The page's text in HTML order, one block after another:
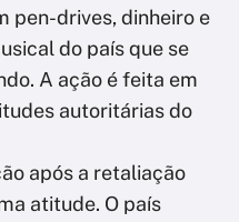
pen-drives, dinheiro e
do país que se
A ação é feita em
autoritárias do
após a retaliação
atitude. O país